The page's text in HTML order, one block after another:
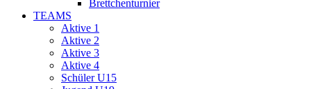
Brettchenturnier
TEAMS
Aktive 1
Aktive 2
Aktive 3
Aktive 4
Schüler U15